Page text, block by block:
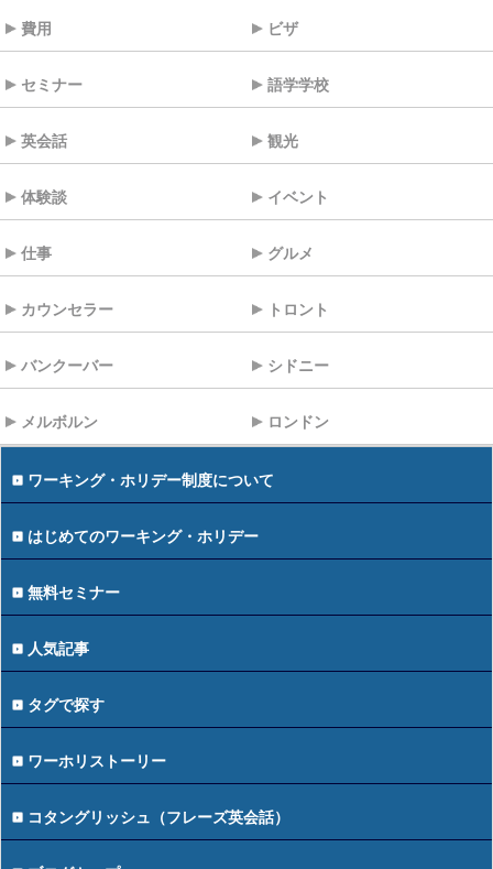
費用 ビザ
セミナー 語学学校
英会話 観光
体験談 イベント
仕事 グルメ
カウンセラー トロント
バンクーバー シドニー
メルボルン ロンドン
ワーキング・ホリデー制度について
はじめてのワーキング・ホリデー
無料セミナー
人気記事
タグで探す
ワーホリストーリー
コタングリッシュ（フレーズ英会話）